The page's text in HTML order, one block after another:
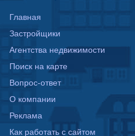
Главная
Застройщики
Агентства недвижимости
Поиск на карте
Вопрос-ответ
О компании
Реклама
Как работать с сайтом